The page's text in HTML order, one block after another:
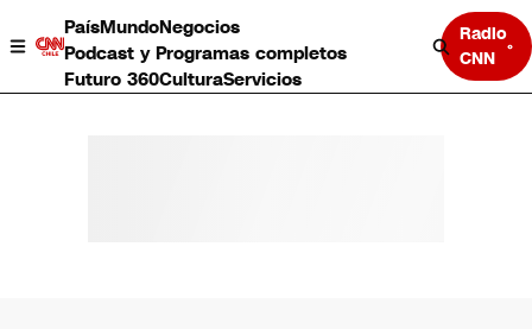
PaísMundoNegocios
Podcast y Programas completos
Futuro 360CulturaServicios
Radio
CNN